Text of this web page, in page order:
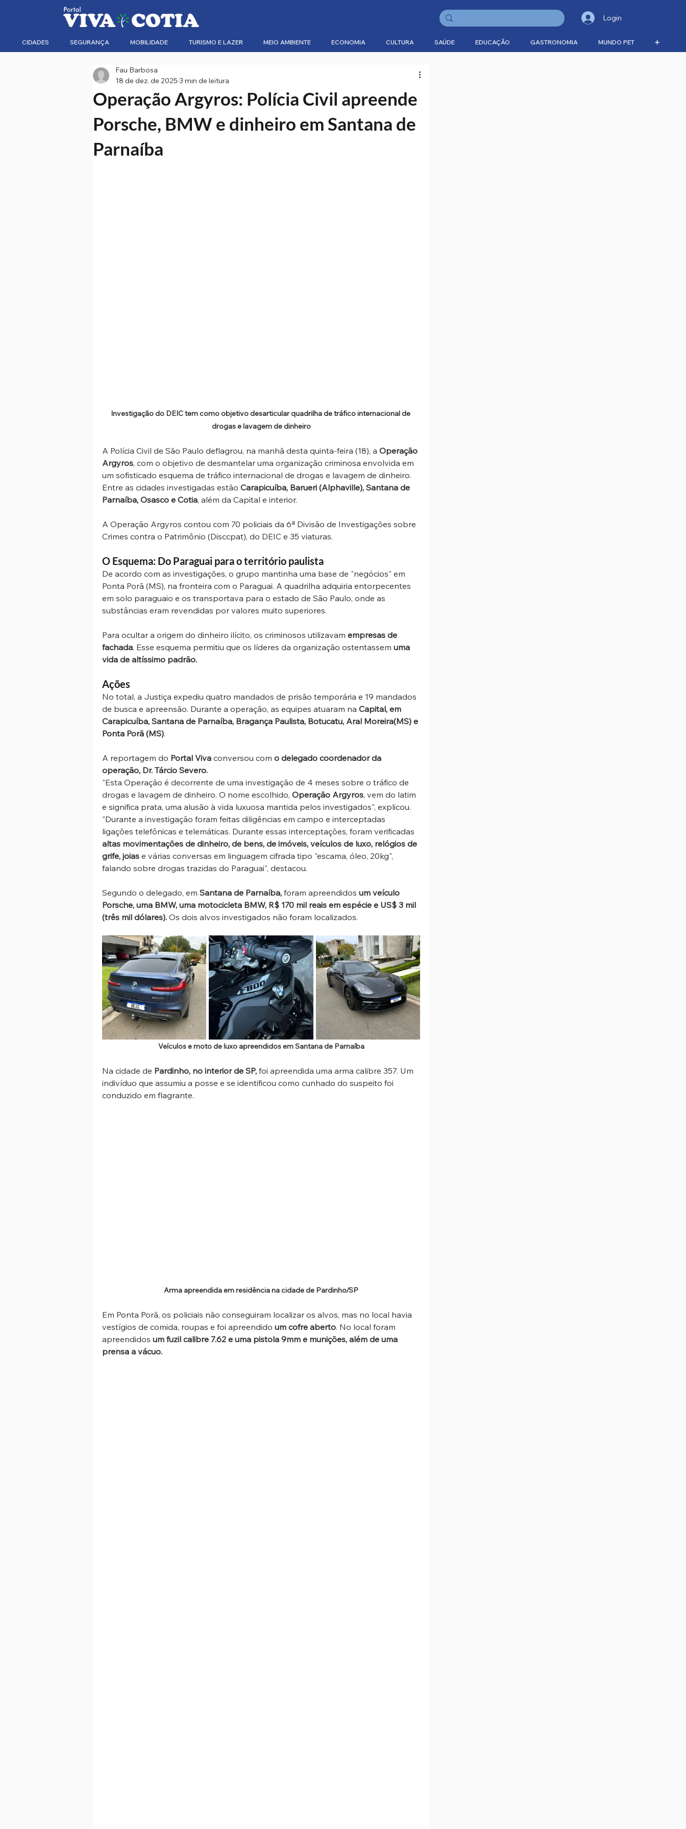
Login
CIDADES SEGURANÇA MOBILIDADE TURISMO E LAZER MEIO AMBIENTE ECONOMIA CULTURA SAÚDE EDUCAÇÃO GASTRONOMIA MUNDO PET ➕
Operação Argyros: Polícia Civil apreende
Porsche, BMW e dinheiro em Santana de
Parnaíba
Fau Barbosa
18 de dez. de 2025 3 min de leitura
Investigação do DEIC tem como objetivo desarticular quadrilha de tráfico internacional de
drogas e lavagem de dinheiro
A Polícia Civil de São Paulo deflagrou, na manhã desta quinta-feira (18), a Operação
Argyros, com o objetivo de desmantelar uma organização criminosa envolvida em
um sofisticado esquema de tráfico internacional de drogas e lavagem de dinheiro.
Entre as cidades investigadas estão Carapicuíba, Barueri (Alphaville), Santana de
Parnaíba, Osasco e Cotia, além da Capital e interior.
A Operação Argyros contou com 70 policiais da 6ª Divisão de Investigações sobre
Crimes contra o Patrimônio (Disccpat), do DEIC e 35 viaturas.
O Esquema: Do Paraguai para o território paulista
De acordo com as investigações, o grupo mantinha uma base de "negócios" em
Ponta Porã (MS), na fronteira com o Paraguai. A quadrilha adquiria entorpecentes
em solo paraguaio e os transportava para o estado de São Paulo, onde as
substâncias eram revendidas por valores muito superiores.
Para ocultar a origem do dinheiro ilícito, os criminosos utilizavam empresas de
fachada. Esse esquema permitiu que os líderes da organização ostentassem uma
vida de altíssimo padrão.
Ações
No total, a Justiça expediu quatro mandados de prisão temporária e 19 mandados
de busca e apreensão. Durante a operação, as equipes atuaram na Capital, em
Carapicuíba, Santana de Parnaíba, Bragança Paulista, Botucatu, Aral Moreira(MS) e
Ponta Porã (MS).
A reportagem do Portal Viva conversou com o delegado coordenador da
operação, Dr. Tárcio Severo.
"Esta Operação é decorrente de uma investigação de 4 meses sobre o tráfico de
drogas e lavagem de dinheiro. O nome escolhido, Operação Argyros, vem do latim
e significa prata, uma alusão à vida luxuosa mantida pelos investigados", explicou.
"Durante a investigação foram feitas diligências em campo e interceptadas
ligações telefônicas e telemáticas. Durante essas interceptações, foram verificadas
altas movimentações de dinheiro, de bens, de imóveis, veículos de luxo, relógios de
grife, joias e várias conversas em linguagem cifrada tipo "escama, óleo, 20kg",
falando sobre drogas trazidas do Paraguai", destacou.
Segundo o delegado, em Santana de Parnaíba, foram apreendidos um veículo
Porsche, uma BMW, uma motocicleta BMW, R$ 170 mil reais em espécie e US$ 3 mil
(três mil dólares). Os dois alvos investigados não foram localizados.
Veículos e moto de luxo apreendidos em Santana de Parnaíba
Na cidade de Pardinho, no interior de SP, foi apreendida uma arma calibre 357. Um
indivíduo que assumiu a posse e se identificou como cunhado do suspeito foi
conduzido em flagrante.
Arma apreendida em residência na cidade de Pardinho/SP
Em Ponta Porã, os policiais não conseguiram localizar os alvos, mas no local havia
vestígios de comida, roupas e foi apreendido um cofre aberto. No local foram
apreendidos um fuzil calibre 7.62 e uma pistola 9mm e munições, além de uma
prensa a vácuo.